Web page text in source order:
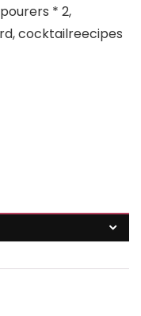
* 2,
cocktailreecipes